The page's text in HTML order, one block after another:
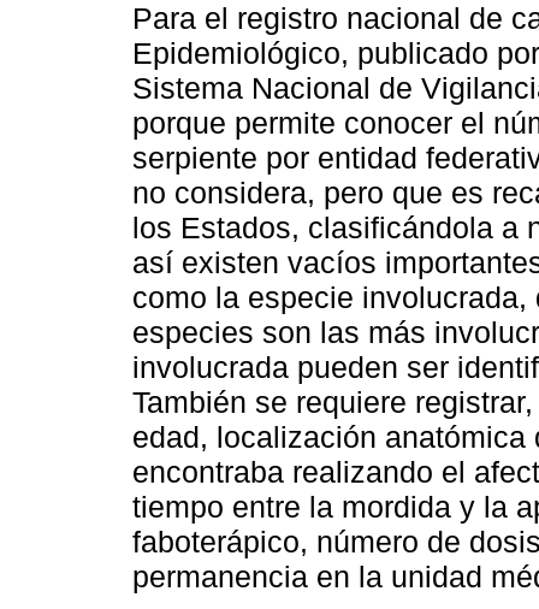
Para el registro nacional de
Epidemiológico, publicado
Sistema Nacional de
porque permite conocer el
serpiente por entidad
no considera, pero que es
los Estados, clasificándola a
así existen vacíos
como la especie
especies son las más
involucrada pueden ser
También se requiere
edad, localización
encontraba realizando el
tiempo entre la mordida y la
faboterápico, número de
permanencia en la unidad